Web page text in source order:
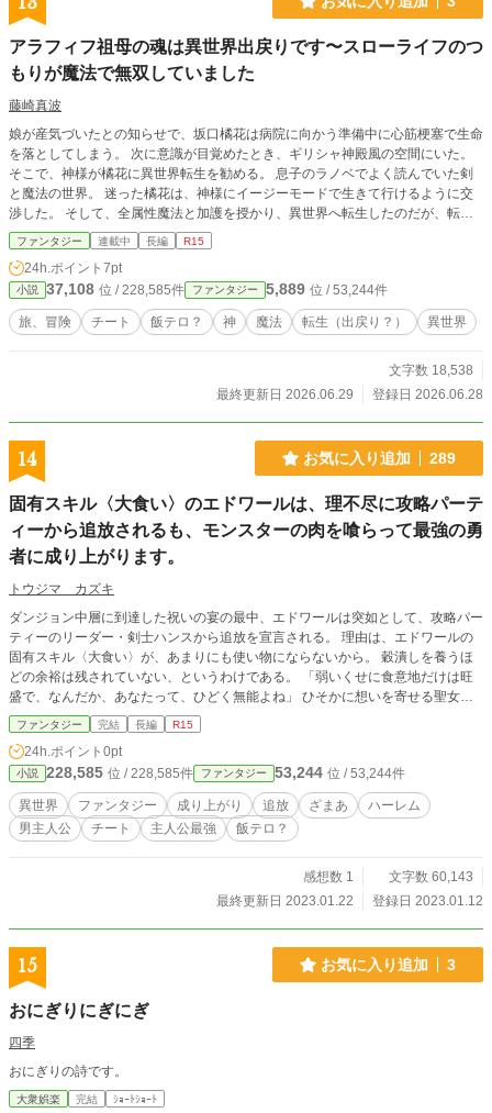
アラフィフ祖母の魂は異世界出戻りです〜スローライフのつ
もりが魔法で無双していました
藤崎真波
娘が産気づいたとの知らせで、坂口橘花は病院に向かう準備中に心筋梗塞で生命
を落としてしまう。 次に意識が目覚めたとき、ギリシャ神殿風の空間にいた。
そこで、神様が橘花に異世界転生を勧める。 息子のラノベでよく読んでいた剣
と魔法の世界。 迷った橘花は、神様にイージーモードで生きて行けるように交
渉した。 そして、全属性魔法と加護を授かり、異世界へ転生したのだが、転生
先が毒家族のいる伯爵家の次女メイベルだった。 可愛がってくれた祖父母が亡
くなり、冷遇が始まったときから、幼馴染と冒険者として生きていくことを決意
する。
ファンタジー 連載中 長編 R15
24h.ポイント 7pt
小説 37,108 位 / 228,585件 ファンタジー 5,889 位 / 53,244件
旅、冒険 チート 飯テロ？ 神 魔法 転生（出戻り？） 異世界
文字数 18,538
最終更新日 2026.06.29
登録日 2026.06.28
14 お気に入り追加 289
固有スキル〈大食い〉のエドワールは、理不尽に攻略パーテ
ィーから追放されるも、モンスターの肉を喰らって最強の勇
者に成り上がります。
トウジマ カズキ
ダンジョン中層に到達した祝いの宴の最中、エドワールは突如として、攻略パー
ティーのリーダー・剣士ハンスから追放を宣言される。 理由は、エドワールの
固有スキル〈大食い〉が、あまりにも使い物にならないから。 穀潰しを養うほ
どの余裕は残されていない、というわけである。 「弱いくせに食意地だけは旺
盛で、なんだか、あなたって、ひどく無能よね」 ひそかに想いを寄せる聖女ク
レナから、あげくの果てに、そんな言葉を吐き捨てられる始末。 ダンジョン中
層に一人取り残されたエドワールは、仕方なく、出口を目指して奔走すること
に。 不幸にも飢えが極限に達し、瀕死寸前に陥ってしまう。そんな時ふと、ダ
ンジョンの罠によってこんがり焼け死んたゴブリンの肉が目に入る。 こいつ、
食えるんじゃないか？ 試しにムッシャムシャ。 すると、たちまちレベルが爆
上がり！ おまけに強力な特殊スキルまでをも習得してしまう。 なんと固有ス
キル〈大食い〉は、モンスターを捕食することで莫大な経験値を得られ、さらに
はや敵なしのエドワールは、偶然ダンジョンの出口で美女・エルネットと出会
カッパが現れ、身勝手な行いを繰り返しているのだという……。 ※この作品は
カクヨム様でも公開しております。
ファンタジー 完結 長編 R15
24h.ポイント 0pt
小説 228,585 位 / 228,585件 ファンタジー 53,244 位 / 53,244件
異世界 ファンタジー 成り上がり 追放 ざまあ
ハーレム
男主人公
チート 主人公最強 飯テロ？
感想数 1
文字数 60,143
最終更新日 2023.01.22
登録日 2023.01.12
15 お気に入り追加 3
おにぎりにぎにぎ
四季
おにぎりの詩です。
大衆娯楽 完結 ｼｮｰﾄｼｮｰﾄ